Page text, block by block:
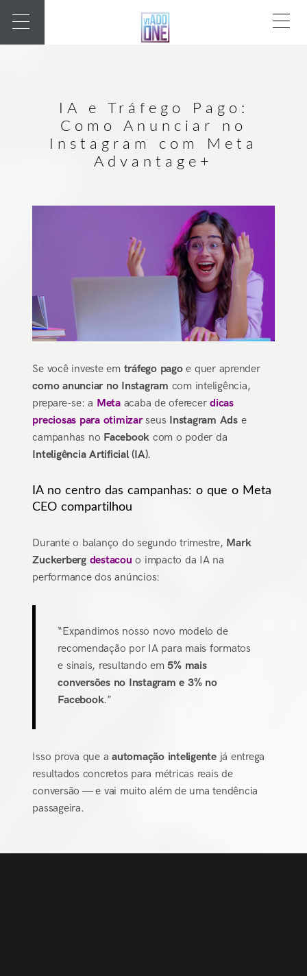
IA e Tráfego Pago:
Como Anunciar no
Instagram com Meta
Advantage+
Se você investe em tráfego pagoe quer aprender
como anunciar no Instagram com inteligência,
prepare-se: a Metaacaba de oferecerdicas
preciosas para otimizarseus Instagram Adse
campanhas no Facebook com o poder da
Inteligência Artificial (IA).
IA no centro das campanhas: o que o Meta
CEO compartilhou
Durante o balanço do segundo trimestre, Mark
Zuckerberg destacou o impacto da IA na
performance dos anúncios:
“Expandimos nosso novo modelo de
recomendação por IA para mais formatos
e sinais, resultando em5% mais
conversões no Instagram e 3% no
Facebook.”
Isso prova que aautomação inteligentejá entrega
resultados concretos para métricas reais de
conversão — e vai muito além de uma tendência
passageira.